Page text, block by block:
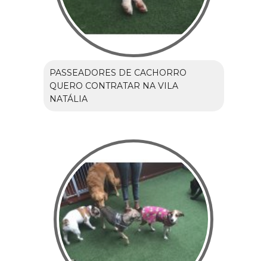
PASSEADORES DE CACHORRO
QUERO CONTRATAR NA VILA
NATÁLIA